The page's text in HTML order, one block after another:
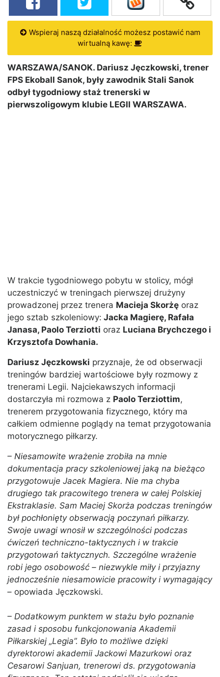
Wspieraj naszą działalność możesz postawić nam
wirtualną kawę:
WARSZAWA/SANOK. Dariusz Jęczkowski, trener
FPS Ekoball Sanok, były zawodnik Stali Sanok
odbył tygodniowy staż trenerski w
pierwszoligowym klubie LEGII WARSZAWA.
W trakcie tygodniowego pobytu w stolicy, mógł
uczestniczyć w treningach pierwszej drużyny
prowadzonej przez trenera Macieja Skorżę oraz
jego sztab szkoleniowy: Jacka Magierę, Rafała
Janasa, Paolo Terziotti oraz Luciana Brychczego i
Krzysztofa Dowhania.
Dariusz Jęczkowski przyznaje, że od obserwacji
treningów bardziej wartościowe były rozmowy z
trenerami Legii. Najciekawszych informacji
dostarczyła mi rozmowa z Paolo Terziottim,
trenerem przygotowania fizycznego, który ma
całkiem odmienne poglądy na temat przygotowania
motorycznego piłkarzy.
– Niesamowite wrażenie zrobiła na mnie
dokumentacja pracy szkoleniowej jaką na bieżąco
przygotowuje Jacek Magiera. Nie ma chyba
drugiego tak pracowitego trenera w całej Polskiej
Ekstraklasie. Sam Maciej Skorża podczas treningów
był pochłonięty obserwacją poczynań piłkarzy.
Swoje uwagi wnosił w szczególności podczas
ćwiczeń techniczno-taktycznych i w trakcie
przygotowań taktycznych. Szczególne wrażenie
robi jego osobowość – niezwykle miły i przyjazny
jednocześnie niesamowicie pracowity i wymagający
– opowiada Jęczkowski.
– Dodatkowym punktem w stażu było poznanie
zasad i sposobu funkcjonowania Akademii
Piłkarskiej „Legia”. Było to możliwe dzięki
dyrektorowi akademii Jackowi Mazurkowi oraz
Cesarowi Sanjuan, trenerowi ds. przygotowania